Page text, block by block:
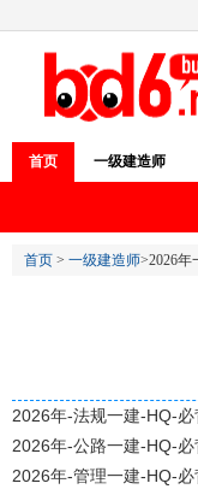
首页 一级建造师
首页 > 一级建造师>2026
2026年-法规一建-HQ-
2026年-公路一建-HQ-
2026年-管理一建-HQ-